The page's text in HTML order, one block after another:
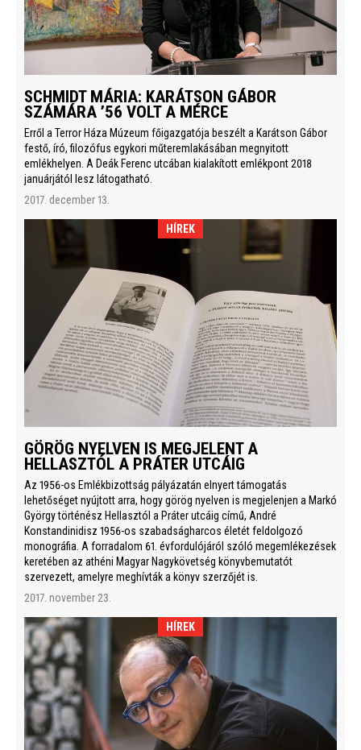
SCHMIDT MÁRIA: KARÁTSON GÁBOR
SZÁMÁRA ’56 VOLT A MÉRCE
Erről a Terror Háza Múzeum főigazgatója beszélt a Karátson Gábor
festő, író, filozófus egykori műteremlakásában megnyitott
emlékhelyen. A Deák Ferenc utcában kialakított emlékpont 2018
januárjától lesz látogatható.
2017. december 13.
HÍREK
GÖRÖG NYELVEN IS MEGJELENT A
HELLASZTÓL A PRÁTER UTCÁIG
Az 1956-os Emlékbizottság pályázatán elnyert támogatás
lehetőséget nyújtott arra, hogy görög nyelven is megjelenjen a Markó
György történész Hellasztól a Práter utcáig című, André
Konstandinidisz 1956-os szabadságharcos életét feldolgozó
monográfia. A forradalom 61. évfordulójáról szóló megemlékezések
keretében az athéni Magyar Nagykövetség könyvbemutatót
szervezett, amelyre meghívták a könyv szerzőjét is.
2017. november 23.
HÍREK